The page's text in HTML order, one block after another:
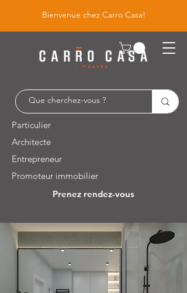
Bienvenue chez Carro Casa!
Particulier
Architecte
Entrepreneur
Promoteur immobilier
Prenez rendez-vous
Leuvensesteenweg 526 / 1930 Zaventem